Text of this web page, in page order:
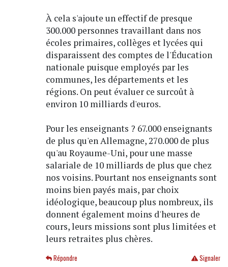
À cela s'ajoute un effectif de presque
300.000 personnes travaillant dans nos
écoles primaires, collèges et lycées qui
disparaissent des comptes de l'Éducation
nationale puisque employés par les
communes, les départements et les
régions. On peut évaluer ce surcoût à
environ 10 milliards d'euros.
Pour les enseignants ? 67.000 enseignants
de plus qu'en Allemagne, 270.000 de plus
qu'au Royaume-Uni, pour une masse
salariale de 10 milliards de plus que chez
nos voisins. Pourtant nos enseignants sont
moins bien payés mais, par choix
idéologique, beaucoup plus nombreux, ils
donnent également moins d'heures de
cours, leurs missions sont plus limitées et
leurs retraites plus chères.
Signaler
Répondre